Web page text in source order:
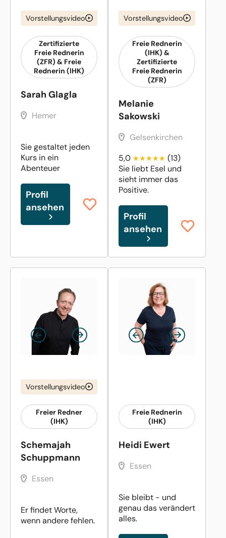
Vorstellungsvideo
Zertifizierte
Freie Rednerin
(ZFR) & Freie
Rednerin (IHK)
Sarah Glagla
Hemer
Sie gestaltet jeden
Kurs in ein
Abenteuer
Profil
ansehen
Vorstellungsvideo
Freie Rednerin
(IHK) &
Zertifizierte
Freie Rednerin
(ZFR)
Melanie
Sakowski
Gelsenkirchen
5,0
(13)
Sie liebt Esel und
sieht immer das
Positive.
Profil
ansehen
Vorstellungsvideo
Freier Redner
(IHK)
Schemajah
Schuppmann
Essen
Er findet Worte,
wenn andere fehlen.
Freie Rednerin
(IHK)
Heidi Ewert
Essen
Sie bleibt - und
genau das verändert
alles.